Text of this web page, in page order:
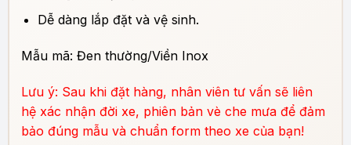
Dễ dàng lắp đặt và vệ sinh.
Mẫu mã: Đen thường/Viền Inox
Lưu ý: Sau khi đặt hàng, nhân viên tư vấn sẽ liên
hệ xác nhận đời xe, phiên bản vè che mưa để đảm
bảo đúng mẫu và chuẩn form theo xe của bạn!